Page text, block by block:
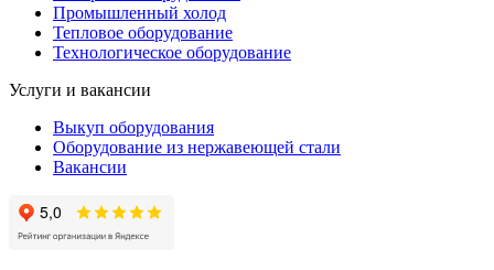
Промышленный холод
Тепловое оборудование
Технологическое оборудование
Услуги и вакансии
Выкуп оборудования
Оборудование из нержавеющей стали
Вакансии